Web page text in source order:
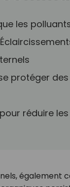
les
protéger
réduire
également